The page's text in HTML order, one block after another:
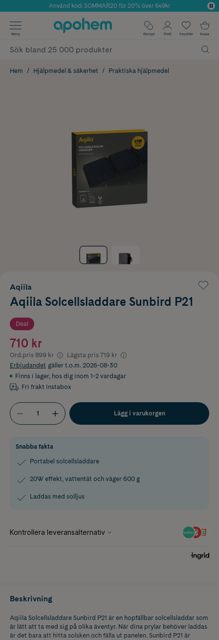
Årets Butik 2025 inom Skönhet
Använd kod: SOMMAR20 för 20% över 649kr
✓ Fri frakt
✓ Poäng på alla köp*
Meny Recept Profil Favoriter Kassa
Hem Hjälpmedel & säkerhet Praktiska hjälpmedel
Aqiila
Aqiila Solcellsladdare Sunbird P21
Deal
710 kr
Ord.pris 899 kr Lägsta pris 719 kr
Erbjudandet gäller t.o.m. 2026-08-30
Finns i lager, hos dig inom 1-2 vardagar
Fri frakt Instabox
Lägg i varukorgen
Snabba fakta
Portabel solcellsladdare
20W effekt, vattentät och väger 600 g
Laddas med solljus
Beskrivning
Aqiila Solcellsladdare Sunbird P21 är en hopfällbar solcellsladdar som
är lätt att ta med sig på olika äventyr. När dina prylar behöver laddas
är det bara att hitta solsken och fälla ut panelen. Sunbird P21 är